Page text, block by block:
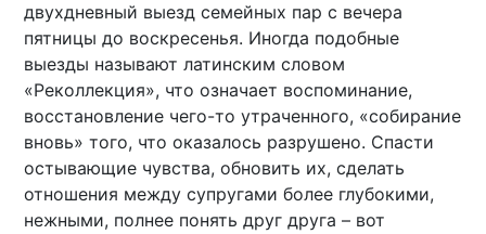
двухдневный выезд семейных пар с вечера
пятницы до воскресенья. Иногда подобные
выезды называют латинским словом
«Реколлекция», что означает воспоминание,
восстановление чего-то утраченного, «собирание
вновь» того, что оказалось разрушено. Спасти
остывающие чувства, обновить их, сделать
отношения между супругами более глубокими,
нежными, полнее понять друг друга – вот